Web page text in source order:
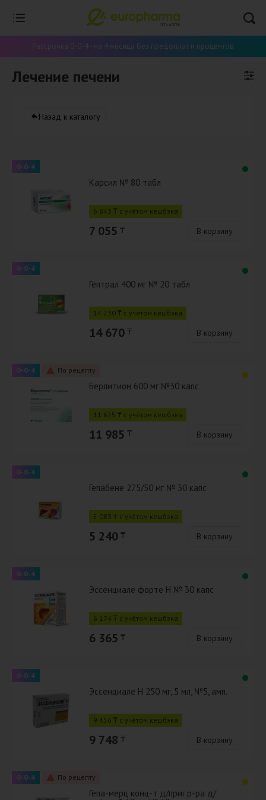
Рассрочка 0-0-4 - на 4 месяца без предоплат и процентов
Лечение печени
Назад к каталогу
0-0-4
Карсил № 80 табл
6 843 ₸ с учётом кешбэка
7 055 ₸ В корзину
0-0-4
Гептрал 400 мг № 20 табл
14 230 ₸ с учётом кешбэка
14 670 ₸ В корзину
0-0-4 По рецепту
Берлитион 600 мг №30 капс
11 625 ₸ с учётом кешбэка
11 985 ₸ В корзину
0-0-4
Гепабене 275/50 мг № 30 капс
5 083 ₸ с учётом кешбэка
5 240 ₸ В корзину
0-0-4
Эссенциале форте Н № 30 капс
6 174 ₸ с учётом кешбэка
6 365 ₸ В корзину
0-0-4
Эссенциале Н 250 мг, 5 мл, №5, амп.
9 456 ₸ с учётом кешбэка
9 748 ₸ В корзину
0-0-4 По рецепту
Гепа-мерц конц-т д/приг.р-ра д/